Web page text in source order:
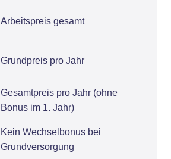
Arbeitspreis gesamt
Grundpreis pro Jahr
Gesamtpreis pro Jahr (ohne
Bonus im 1. Jahr)
Kein Wechselbonus bei
Grundversorgung